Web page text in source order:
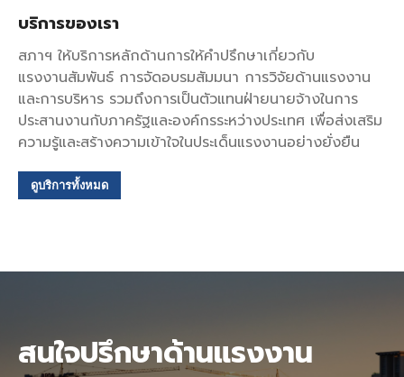
บริการของเรา
สภาฯ ให้บริการหลักด้านการให้คำปรึกษาเกี่ยวกับ
แรงงานสัมพันธ์ การจัดอบรมสัมมนา การวิจัยด้านแรงงาน
และการบริหาร รวมถึงการเป็นตัวแทนฝ่ายนายจ้างในการ
ประสานงานกับภาครัฐและองค์กรระหว่างประเทศ เพื่อส่งเสริม
ความรู้และสร้างความเข้าใจในประเด็นแรงงานอย่างยั่งยืน
ดูบริการทั้งหมด
สนใจปรึกษาด้านแรงงาน